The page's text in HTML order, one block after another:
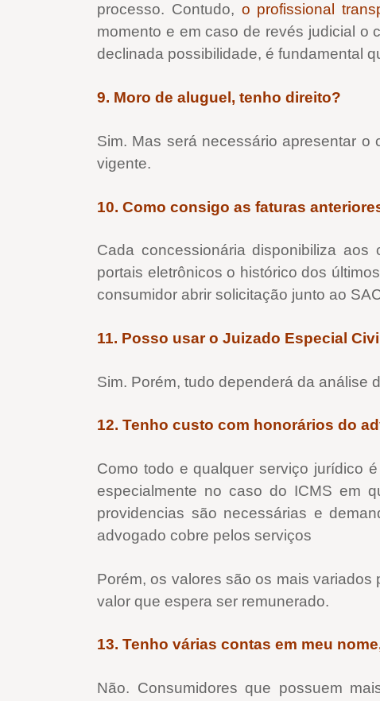
processo. Contudo, o profissional
momento e em caso de revés judicial o
declinada possibilidade, é fundamental
9. Moro de aluguel, tenho direito?
Sim. Mas será necessário apresentar
vigente.
10. Como consigo as faturas
Cada concessionária disponibiliza
portais eletrônicos o histórico dos
consumidor abrir solicitação junto ao
11. Posso usar o Juizado Especial
Sim. Porém, tudo dependerá da análise
12. Tenho custo com honorários do
Como todo e qualquer serviço jurídico
especialmente no caso do ICMS em
providencias são necessárias e
advogado cobre pelos serviços
Porém, os valores são os mais
valor que espera ser remunerado.
13. Tenho várias contas em meu
Não. Consumidores que possuem